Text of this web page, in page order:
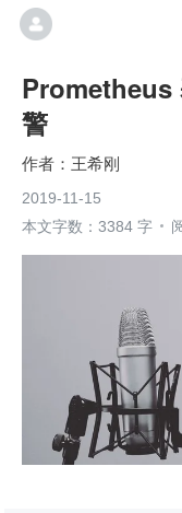
Prometheus
警
王希刚
2019-11-15
本文字数：3384 字